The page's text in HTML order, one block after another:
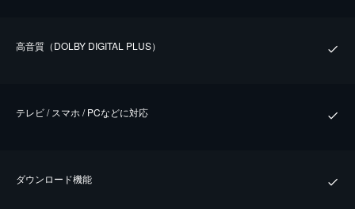
⾼⾳質（DOLBY DIGITAL PLUS）
テレビ / スマホ / PCなどに対応
ダウンロード機能